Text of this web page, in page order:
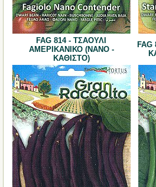
FAG 814 - ΤΣΑΟΥΛΙ
ΑΜΕΡΙΚΑΝΙΚΟ (ΝΑΝΟ -
ΚΑΘΙΣΤΟ)